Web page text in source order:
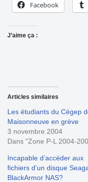
Facebook
J’aime ça :
Articles similaires
Les étudiants du Cégep
Maisonneuve en grève
3 novembre 2004
Dans "Zone P-L 2004-
Incapable d’accéder aux
fichiers d’un disque
BlackArmor NAS?